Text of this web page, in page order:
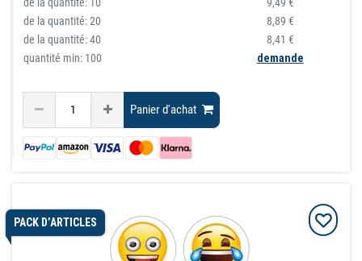
de la quantité:20
8,89 €
de la quantité:40
8,41 €
quantité min: 100
demande
Panier d'achat
PACK D’ARTICLES